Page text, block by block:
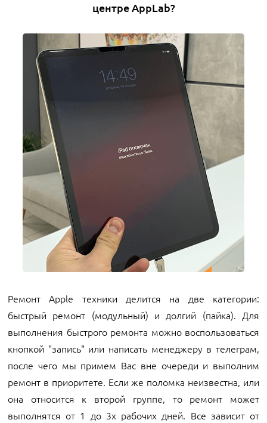
центре AppLab?
Ремонт Apple техники делится на две категории:
быстрый ремонт (модульный) и долгий (пайка). Для
выполнения быстрого ремонта можно воспользоваться
кнопкой "запись" или написать менеджеру в телеграм,
после чего мы примем Вас вне очереди и выполним
ремонт в приоритете. Если же поломка неизвестна, или
она относится к второй группе, то ремонт может
выполнятся от 1 до 3х рабочих дней. Все зависит от